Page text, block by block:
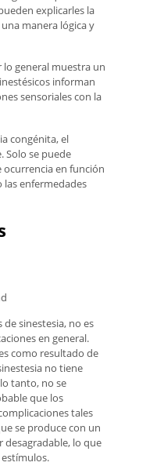
explicarles la
manera lógica y
lo general muestra un
informan
sensoriales con la
congénita, el
Solo se puede
en función
las enfermedades
sinestesia, no es
en general.
como resultado de
no tiene
tanto, no se
que los
tales
se produce con un
lo que